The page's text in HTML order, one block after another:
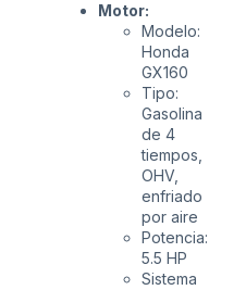
Motor:
Modelo:
Honda
GX160
Tipo:
Gasolina
de 4
tiempos,
OHV,
enfriado
por aire
Potencia:
5.5 HP
Sistema